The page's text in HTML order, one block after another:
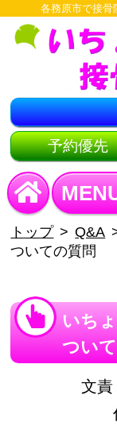
各務原市で接骨
予約優先
トップ Q&A
ついての質問
いち
つい
文責